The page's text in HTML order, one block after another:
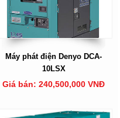
Máy phát điện Denyo DCA-
10LSX
Giá bán: 240,500,000 VNĐ